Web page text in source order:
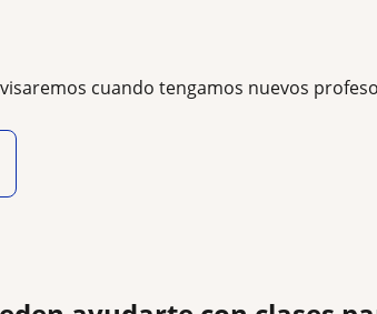
cuando tengamos nuevos